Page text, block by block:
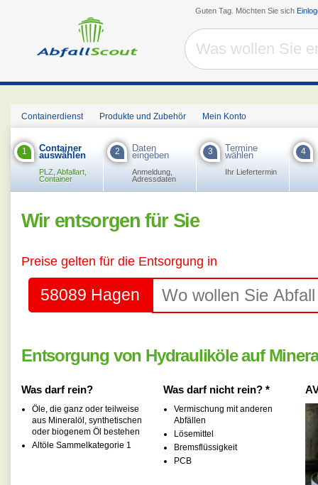
Guten Tag. Möchten Sie sich
Containerdienst Produkte und Zubehör Mein Konto
1 Container
auswählen
PLZ, Abfallart,
Container
2 Daten
eingeben
Anmeldung,
Adressdaten
3 Termine
wählen
Ihr Liefertermin
4
Wir entsorgen für Sie
Preise gelten für die Entsorgung in
58089 Hagen
Entsorgung von Hydrauliköle auf
Was darf rein?
Öle, die ganz oder teilweise
aus Mineralöl, synthetischen
oder biogenem Öl bestehen
Altöle Sammelkategorie 1
Was darf nicht rein? *
Vermischung mit anderen
Abfällen
Lösemittel
Bremsflüssigkeit
PCB